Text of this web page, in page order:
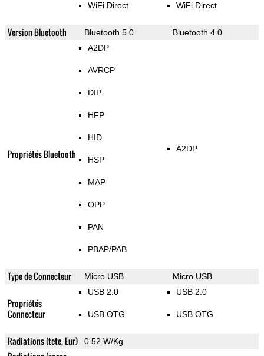
WiFi Direct WiFi Direct
Version Bluetooth Bluetooth 5.0 Bluetooth 4.0
Propriétés Bluetooth
A2DP
AVRCP
DIP
HFP
HID
HSP
MAP
OPP
PAN
PBAP/PAB
A2DP
Type de Connecteur Micro USB Micro USB
Propriétés
Connecteur
USB 2.0
USB OTG
USB 2.0
USB OTG
Radiations (tete, Eur) 0.52 W/Kg